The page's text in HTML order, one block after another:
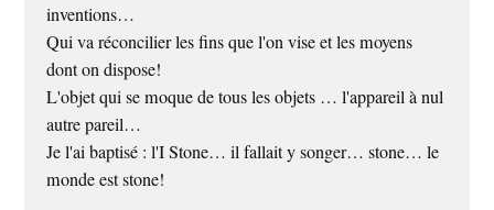
inventions…
Qui va réconcilier les fins que l'on vise et les moyens
dont on dispose!
L'objet qui se moque de tous les objets … l'appareil à nul
autre pareil…
Je l'ai baptisé : l'I Stone… il fallait y songer… stone… le
monde est stone!